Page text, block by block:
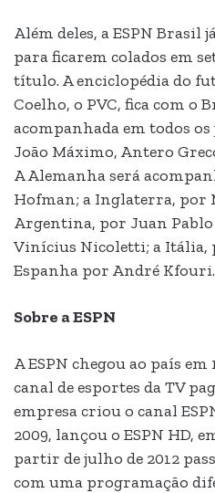
Além deles, a ESPN Brasil
para ficarem colados em
título. A enciclopédia do
Coelho, o PVC, fica com o
acompanhada em todos
João Máximo, Antero
A Alemanha será
Hofman; a Inglaterra, por
Argentina, por Juan
Vinícius Nicoletti; a Itália,
Espanha por André Kfouri.
Sobre a ESPN
A ESPN chegou ao país
canal de esportes da TV
empresa criou o canal
2009, lançou o ESPN HD,
partir de julho de 2012
com uma programação